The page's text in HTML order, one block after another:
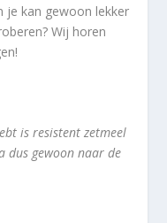
je kan gewoon lekker
Wij horen
is resistent zetmeel
dus gewoon naar de